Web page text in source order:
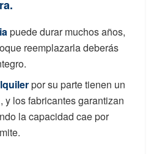
.
puede durar muchos años,
reemplazarla deberás
por su parte tienen un
y los fabricantes garantizan
la capacidad cae por